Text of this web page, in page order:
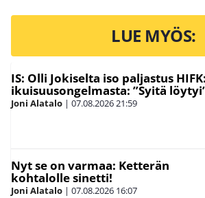
LUE MYÖS:
IS: Olli Jokiselta iso paljastus
ikuisuusongelmasta: ”Syitä
Joni Alatalo | 07.08.202621:59
Nyt se on varmaa: Ketterän
kohtalolle sinetti!
Joni Alatalo | 07.08.2026 16:07